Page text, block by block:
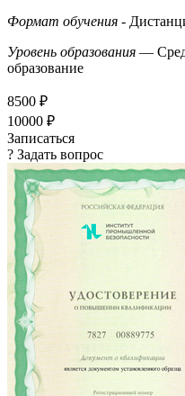
Формат обучения -
Уровень образования —
образование
8500 ₽
10000 ₽
Записаться
? Задать вопрос